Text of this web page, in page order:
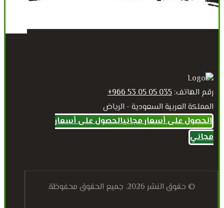
رقم الهاتف: 035 05 05 53 966+
المملكة العربية السعودية - الرياض
الحصول على أسعار مجانيالحصول على أسعار
مجاني
© حقوق النشر 2026. جميع الحقوق محفوظة.